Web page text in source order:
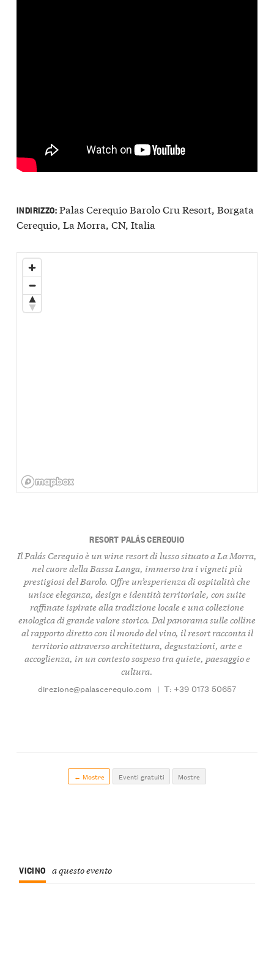
INDIRIZZO:Palas Cerequio Barolo Cru Resort, Borgata
Cerequio, La Morra, CN, Italia
RESORT PALÁS CEREQUIO
Il Palás Cerequio è un wine resort di lusso situato a La Morra,
nel cuore dellaBassa Langa, immerso tra i vigneti più
prestigiosi del Barolo. Offre un’esperienza di ospitalità che
unisce eleganza, design e identità territoriale, con suite
raffinate ispirate alla tradizione locale e una collezione
enologica di grande valore storico. Dal panorama sulle colline
al rapporto diretto con il mondo del vino, il resort racconta il
territorio attraverso architettura, degustazioni, arte e
accoglienza, in un contesto sospeso tra quiete, paesaggio e
cultura.
direzione@palascerequio.com | T: +39 0173 50657
← Mostre Eventi gratuiti Mostre
VICINO a questo evento